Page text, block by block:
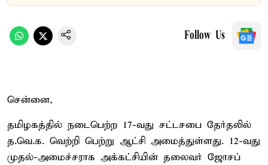
Follow Us
சென்னை,
தமிழகத்தில் நடைபெற்ற 17-வது சட்டசபை தேர்தலில்
த.வெ.க. வெற்றி பெற்று ஆட்சி அமைத்துள்ளது. 12-வது
முதல்-அமைச்சராக அக்கட்சியின் தலைவர் ஜோசப்